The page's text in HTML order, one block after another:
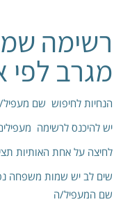
רשימה
מגרב לפי
הנחיות לחיפוש שם
יש להיכנס לרשימה
לחיצה על אחת האותיות
שים לב יש שמות משפחה
שם המעפיל/ה